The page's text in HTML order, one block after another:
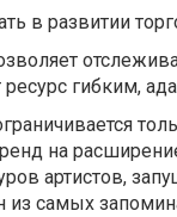
в развитии
ресурс гибким,
на
артистов,
из самых